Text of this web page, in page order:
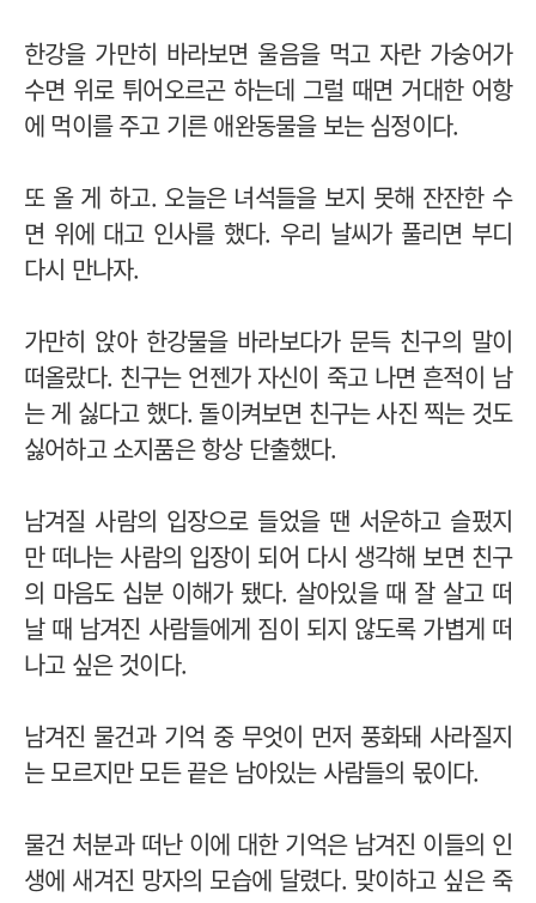
한강을 가만히 바라보면 울음을 먹고 자란 가숭어가
수면 위로 튀어오르곤 하는데 그럴 때면 거대한 어항
에 먹이를 주고 기른 애완동물을 보는 심정이다.
또 올 게 하고. 오늘은 녀석들을 보지 못해 잔잔한 수
면 위에 대고 인사를 했다. 우리 날씨가 풀리면 부디
다시 만나자.
가만히 앉아 한강물을 바라보다가 문득 친구의 말이
떠올랐다. 친구는 언젠가 자신이 죽고 나면 흔적이 남
는 게 싫다고 했다. 돌이켜보면 친구는 사진 찍는 것도
싫어하고 소지품은 항상 단출했다.
남겨질 사람의 입장으로 들었을 땐 서운하고 슬펐지
만 떠나는 사람의 입장이 되어 다시 생각해 보면 친구
의 마음도 십분 이해가 됐다. 살아있을 때 잘 살고 떠
날 때 남겨진 사람들에게 짐이 되지 않도록 가볍게 떠
나고 싶은 것이다.
남겨진 물건과 기억 중 무엇이 먼저 풍화돼 사라질지
는 모르지만 모든 끝은 남아있는 사람들의 몫이다.
물건 처분과 떠난 이에 대한 기억은 남겨진 이들의 인
생에 새겨진 망자의 모습에 달렸다. 맞이하고 싶은 죽